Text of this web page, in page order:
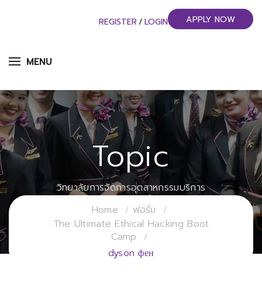
MENU
REGISTER / LOGIN APPLY NOW
Topic
วิทยาลัยการจัดการอุตสาหกรรมบริการ
มหาวิทยาลัยราชภัฏสวนสุนันทา
Home
ฟอรั่ม
The Ultimate Ethical Hacking Boot
Camp
dyson фен